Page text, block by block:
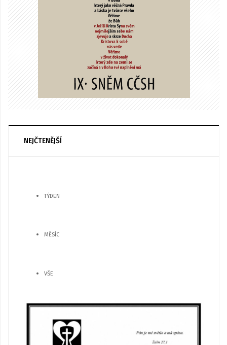
NEJČTENĚJŠÍ
TÝDEN
MĚSÍC
VŠE